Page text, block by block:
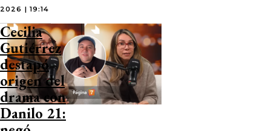
2026 | 19:14
Cecilia
Gutiérrez
destapó
origen del
drama con
Danilo 21: